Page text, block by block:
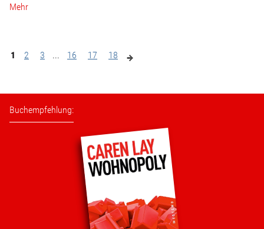
Mehr
1 2 3 ... 16 17 18
Buchempfehlung: